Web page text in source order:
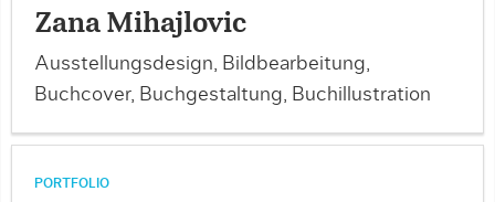
Zana Mihajlovic
Ausstellungsdesign, Bildbearbeitung,
Buchcover, Buchgestaltung, Buchillustration
PORTFOLIO